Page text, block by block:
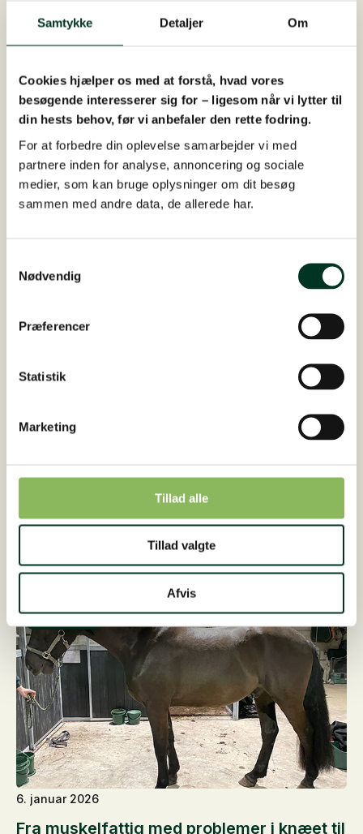
Samtykke Detaljer Om
Cookies hjælper os med at forstå, hvad vores
besøgende interesserer sig for – ligesom når vi lytter til
din hests behov, før vi anbefaler den rette fodring.
For at forbedre din oplevelse samarbejder vi med
partnere inden for analyse, annoncering og sociale
medier, som kan bruge oplysninger om dit besøg
sammen med andre data, de allerede har.
Nødvendig
Præferencer
Statistik
Marketing
Tillad alle
Tillad valgte
Afvis
Fra alvorlig akut ømme hove til sund
hoppe og et velskabt føl
St. Hippolyt-konsulent Elena har hjulpet med
fodringen af varmblodstraveren Tiuhti siden 2021,
hvor hendes nuværende ejer købte hende. Hoppen
er født i 2017 og udnytter sit foder meget effektivt.
Olga blev hjulpet til bedre trivsel, trods
2025 af Olgas ejer, da Olga ikke var i trivsel. Olga er
en fin pony på 6 år, men hun har PSSM1.…
Fra muskelfattig med problemer i knæet til
6. januar 2026